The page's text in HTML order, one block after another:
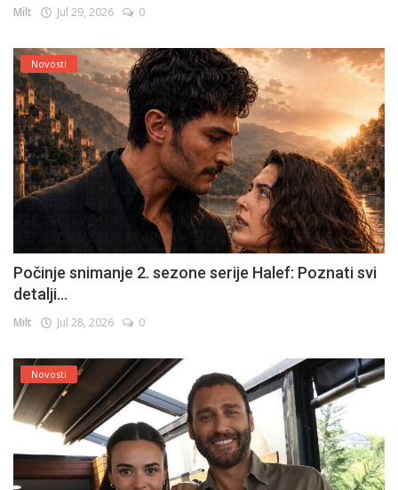
Milt Jul 29, 2026 0
Novosti
Počinje snimanje 2. sezone serije Halef: Poznati svi
detalji...
Milt Jul 28, 2026 0
Novosti